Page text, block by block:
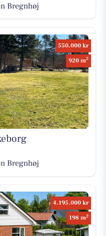
Bregnhøj
550.000 kr
920 m2
Bregnhøj
4.195.000 kr
198 m2